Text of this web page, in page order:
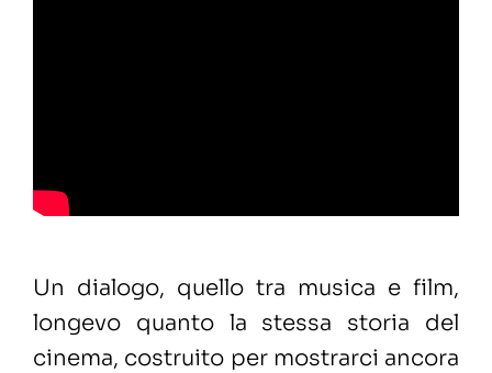
Un dialogo, quello tra musica e film,
longevo quanto la stessa storia del
cinema, costruito per mostrarci ancora